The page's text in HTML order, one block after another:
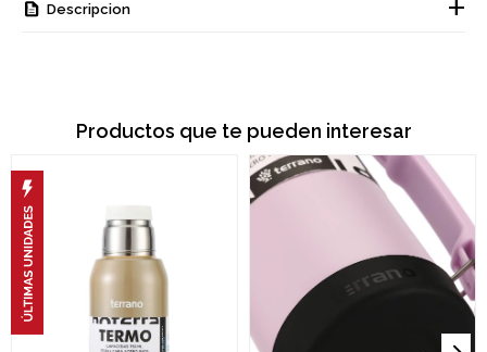
Descripcion
Productos que te pueden interesar